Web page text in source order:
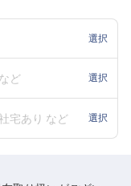
ム
選択
ど 選択
宅あり など 選択